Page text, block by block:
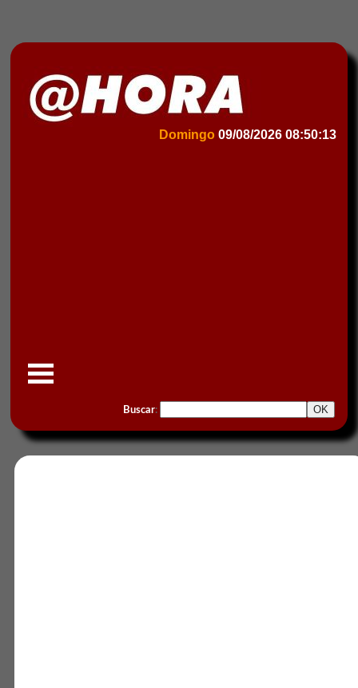
Domingo 09/08/2026 08:50:13
Buscar: